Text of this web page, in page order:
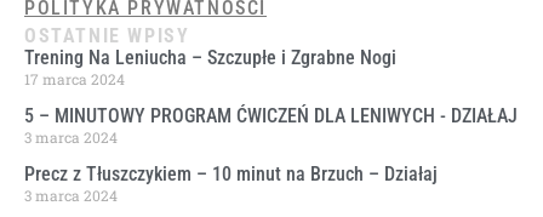
POLITYKA PRYWATNOŚCI
OSTATNIE WPISY
Trening Na Leniucha – Szczupłe i Zgrabne Nogi
17 marca 2024
5 – MINUTOWY PROGRAM ĆWICZEŃ DLA LENIWYCH ​- DZIAŁAJ
3 marca 2024
Precz z Tłuszczykiem – 10 minut na Brzuch – Działaj
3 marca 2024